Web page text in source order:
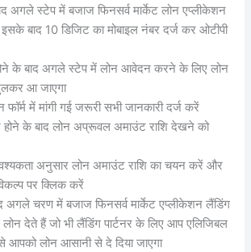
अगले स्टेप में बजाज फिनसर्व मार्केट लोन एप्लीकेशन
बाद 10 डिजिट का मोबाइल नंबर दर्ज कर ओटीपी
के बाद अगले स्टेप में लोन आवेदन करने के लिए लोन
आ जाएगा
में मांगी गई जरूरी सभी जानकारी दर्ज करें
होने के बाद लोन अप्रूवल अमाउंट राशि देखने को
अनुसार लोन अमाउंट राशि का चयन करें और
पर क्लिक करें
अगले चरण में बजाज फिनसर्व मार्केट एप्लीकेशन लैंडिंग
लोन देते हैं जो भी लैंडिंग पार्टनर के लिए आप एलिजिबल
आपको लोन आसानी से दे दिया जाएगा